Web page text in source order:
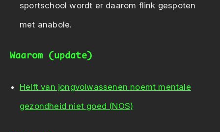
sportschool wordt er daarom flink gespoten
met anabole.
Waarom (update)
Helft van jongvolwassenen noemt mentale
gezondheid niet goed (NOS)